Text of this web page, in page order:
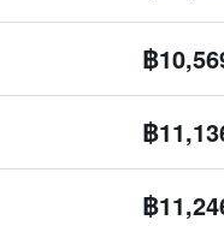
฿
฿
฿